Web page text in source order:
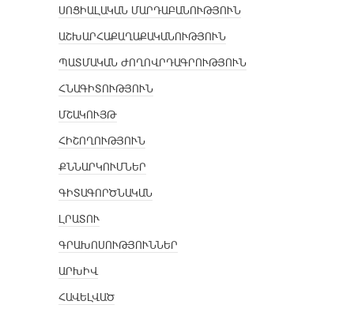
ՍՈՑԻԱԼԱԿԱՆ ՄԱՐԴԱԲԱՆՈՒԹՅՈՒՆ
ԱՇԽԱՐՀԱՔԱՂԱՔԱԿԱՆՈՒԹՅՈՒՆ
ՊԱՏՄԱԿԱՆ ԺՈՂՈՎՐԴԱԳՐՈՒԹՅՈՒՆ
ՀՆԱԳԻՏՈՒԹՅՈՒՆ
ՄՇԱԿՈՒՅԹ
ՀԻՇՈՂՈՒԹՅՈՒՆ
ՔՆՆԱՐԿՈՒՄՆԵՐ
ԳԻՏԱԳՈՐԾՆԱԿԱՆ
ԼՐԱՏՈՒ
ԳՐԱԽՈՍՈՒԹՅՈՒՆՆԵՐ
ԱՐԽԻՎ
ՀԱՎԵԼՎԱԾ